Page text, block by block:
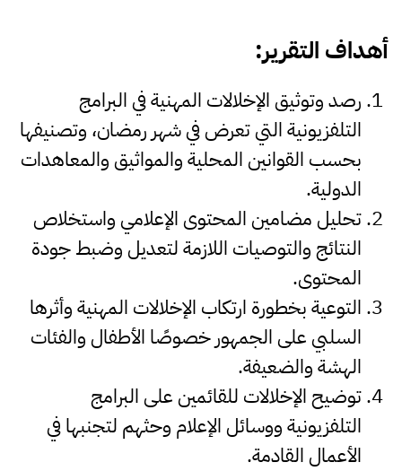
أهداف التقرير:
رصد وتوثيق الإخلالات المهنية في البرامج
التلفزيونية التي تعرض في شهر رمضان، وتصنيفها
بحسب القوانين المحلية والمواثيق والمعاهدات
الدولية.
تحليل مضامين المحتوى الإعلامي واستخلاص
النتائج والتوصيات اللازمة لتعديل وضبط جودة
المحتوى.
التوعية بخطورة ارتكاب الإخلالات المهنية وأثرها
السلبي على الجمهور خصوصًا الأطفال والفئات
الهشة والضعيفة.
توضيح الإخلالات للقائمين على البرامج
التلفزيونية ووسائل الإعلام وحثهم لتجنبها في
الأعمال القادمة.